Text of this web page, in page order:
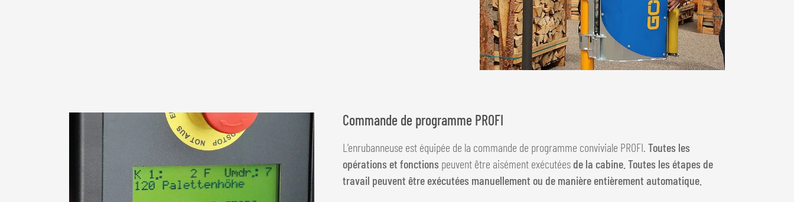
Commande de programme PROFI
L’enrubanneuse est équipée de la commande de programme conviviale PROFI.Toutes les
opérations et fonctions peuvent être aisément exécutées de la cabine. Toutes les étapes de
travail peuvent être exécutées manuellement ou de manière entièrement automatique.